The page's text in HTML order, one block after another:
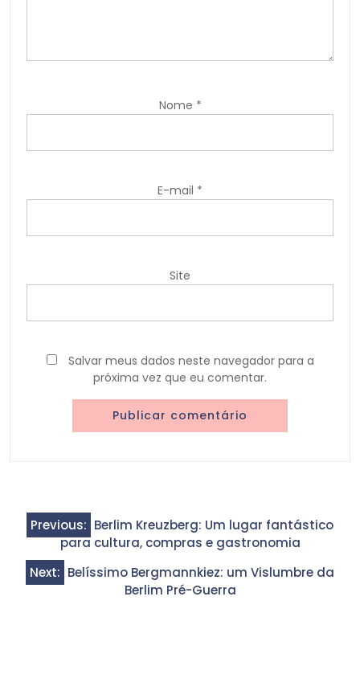
Nome *
E-mail *
Site
Salvar meus dados neste navegador para a
próxima vez que eu comentar.
Navegação
de
Post
Previous: Berlim Kreuzberg: Um lugar fantástico
para cultura, compras e gastronomia
Next: Belíssimo Bergmannkiez: um Vislumbre da
Berlim Pré-Guerra